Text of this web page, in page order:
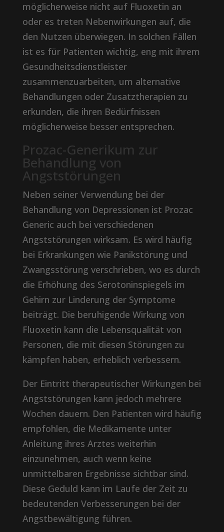
möglicherweise nicht auf Fluoxetin an
oder es treten Nebenwirkungen auf, die
den Nutzen überwiegen. In solchen Fällen
ist es für Patienten wichtig, eng mit ihrem
Gesundheitsdienstleister
zusammenzuarbeiten, um alternative
Behandlungen oder Zusatztherapien zu
erkunden, die ihren Bedürfnissen
möglicherweise besser entsprechen.
Prozac-Generikum zur
Behandlung von
Angststörungen
Neben seiner Verwendung bei der
Behandlung von Depressionen ist Prozac
Generic auch bei verschiedenen
Angststörungen wirksam. Es wird häufig
bei Erkrankungen wie Panikstörung und
Zwangsstörung verschrieben, wo es durch
die Erhöhung des Serotoninspiegels im
Gehirn zur Linderung der Symptome
beiträgt. Die beruhigende Wirkung von
Fluoxetin kann die Lebensqualität von
Personen, die mit diesen Störungen zu
kämpfen haben, erheblich verbessern.
Der Eintritt therapeutischer Wirkungen bei
Angststörungen kann jedoch mehrere
Wochen dauern. Den Patienten wird häufig
empfohlen, die Medikamente unter
Anleitung ihres Arztes weiterhin
einzunehmen, auch wenn keine
unmittelbaren Ergebnisse sichtbar sind.
Diese Geduld kann im Laufe der Zeit zu
bedeutenden Verbesserungen bei der
Angstbewältigung führen.